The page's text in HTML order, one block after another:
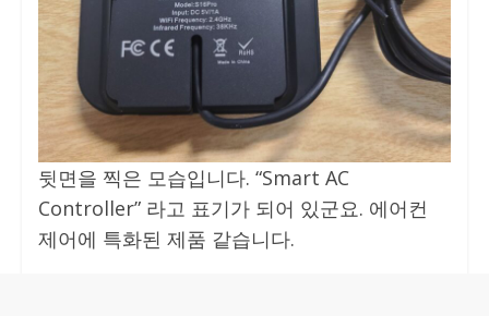
뒷면을 찍은 모습입니다. “Smart AC
Controller” 라고 표기가 되어 있군요. 에어컨
제어에 특화된 제품 같습니다.